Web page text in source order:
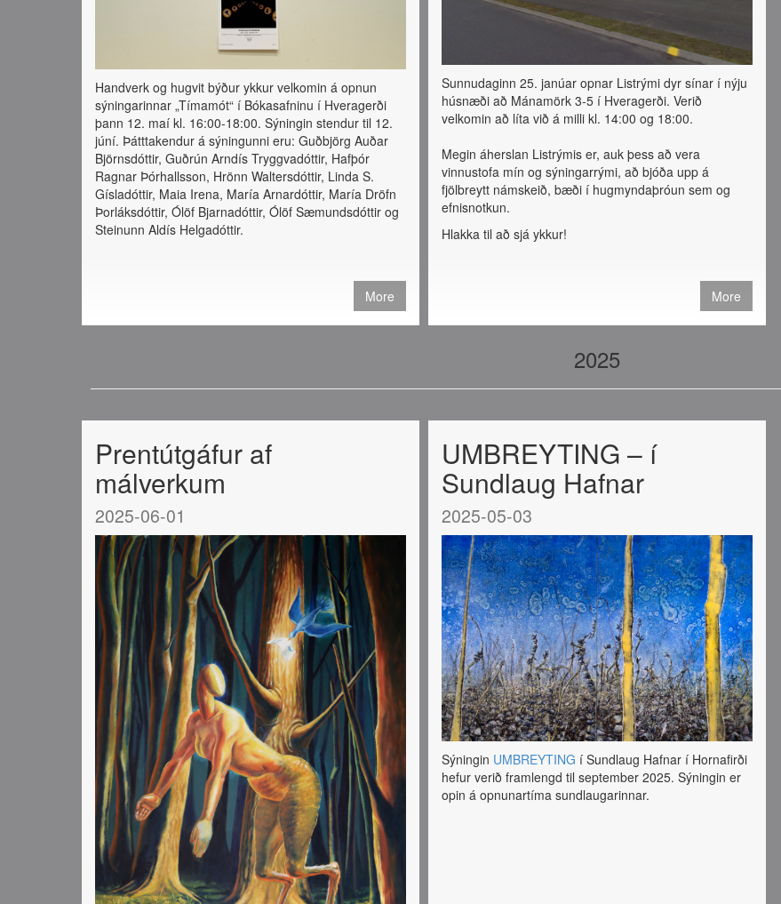
Handverk og hugvit býður ykkur velkomin á opnun
sýningarinnar „Tímamót“ í Bókasafninu í Hveragerði
þann 12. maí kl. 16:00-18:00. Sýningin stendur til 12.
júní. Þátttakendur á sýningunni eru: Guðbjörg Auðar
Björnsdóttir, Guðrún Arndís Tryggvadóttir, Hafþór
Ragnar Þórhallsson, Hrönn Waltersdóttir, Linda S.
Gísladóttir, Maia Irena, María Arnardóttir, María Dröfn
Þorláksdóttir, Ólöf Bjarnadóttir, Ólöf Sæmundsdóttir og
Steinunn Aldís Helgadóttir.
More
Sunnudaginn 25. janúar opnar Listrými dyr sínar í nýju
húsnæði að Mánamörk 3-5 í Hveragerði. Verið
velkomin að líta við á milli kl. 14:00 og 18:00.
Megin áherslan Listrýmis er, auk þess að vera
vinnustofa mín og sýningarrými, að bjóða upp á
fjölbreytt námskeið, bæði í hugmyndaþróun sem og
efnisnotkun.
Hlakka til að sjá ykkur!
More
2025
Prentútgáfur af
málverkum
2025-06-01
UMBREYTING – í
Sundlaug Hafnar
2025-05-03
Sýningin UMBREYTING í Sundlaug Hafnar í Hornafirði
hefur verið framlengd til september 2025. Sýningin er
opin á opnunartíma sundlaugarinnar.